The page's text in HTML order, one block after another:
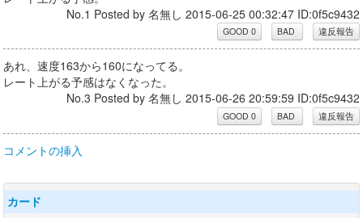
No.1 Posted by 名無し 2015-06-25 00:32:47 ID:0f5c9432
あれ、速度163から160になってる。
レート上がる予感はなくなった。
No.3 Posted by 名無し 2015-06-26 20:59:59 ID:0f5c9432
コメントの挿入
カード